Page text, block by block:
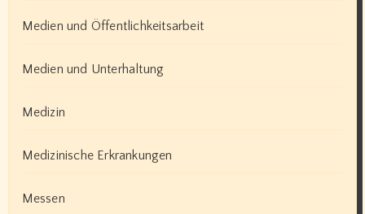
Medien und Öffentlichkeitsarbeit
Medien und Unterhaltung
Medizin
Medizinische Erkrankungen
Messen